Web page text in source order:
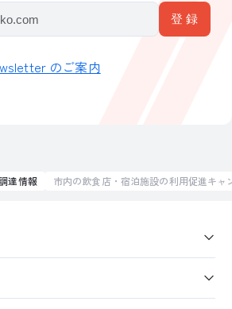
のご案内
達情報 市内の飲食店・宿泊施設の利用促進キ